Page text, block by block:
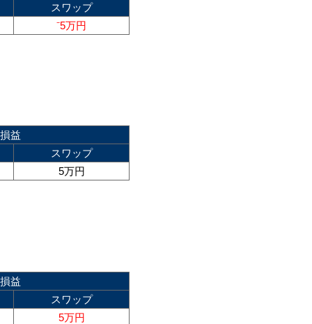
スワップ
⁻5万円
益
スワップ
5万円
益
スワップ
5万円